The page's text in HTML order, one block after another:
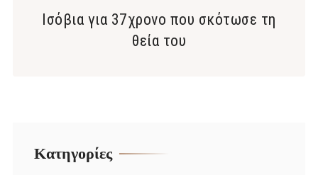
Ισόβια για 37χρονο που σκότωσε τη
θεία του
Kατηγορίες